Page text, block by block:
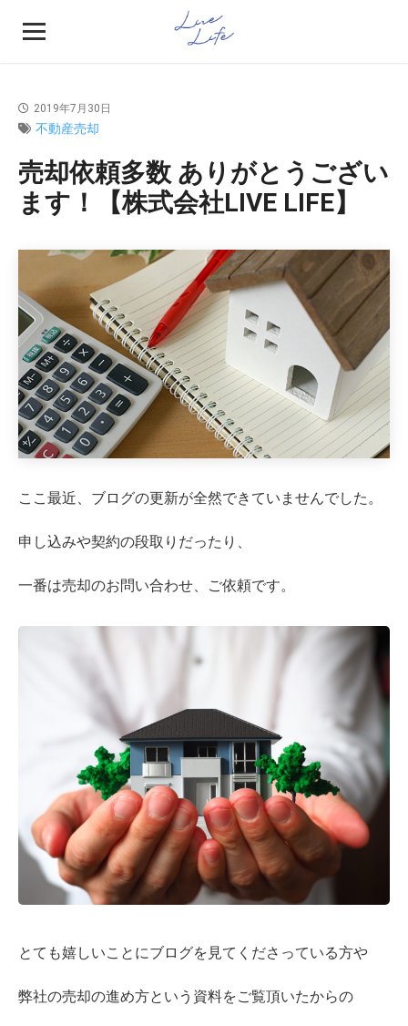
2019年7月30日
不動産売却
売却依頼多数 ありがとうござい
ます！【株式会社LIVE LIFE】
ここ最近、ブログの更新が全然できていませんでした。
申し込みや契約の段取りだったり、
一番は売却のお問い合わせ、ご依頼です。
とても嬉しいことにブログを見てくださっている方や
弊社の売却の進め方という資料をご覧頂いたからの